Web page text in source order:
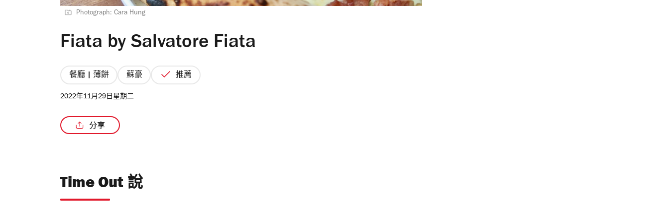
Photograph: Cara Hung
Fiata by Salvatore Fiata
餐廳 | 薄餅 蘇豪 推薦
2022年11月29日星期二
分享
Time Out 說